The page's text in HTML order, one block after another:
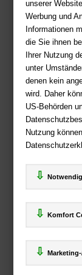
unserer
Werbung und
Informationen
die Sie ihnen
Ihrer Nutzung
unter
denen kein
wird. Daher
US-Behörden
Nutzung
Komfort
Telefon: +49
Ihre
Kostenloser
Sicherer
Viele